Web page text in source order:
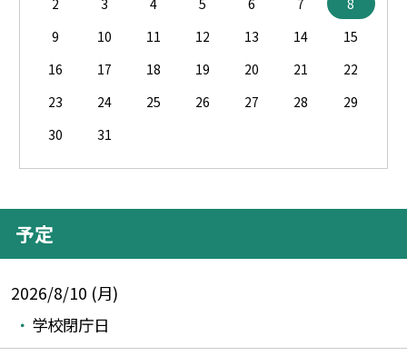
9
10 11 12 13 14
15
16
17 18 19 20 21
22
23
24 25 26 27 28
29
30
31
予定
2026/8/10 (月)
学校閉庁日